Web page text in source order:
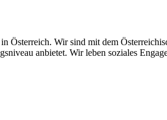
Österreich. Wir sind mit dem
anbietet. Wir leben soziales